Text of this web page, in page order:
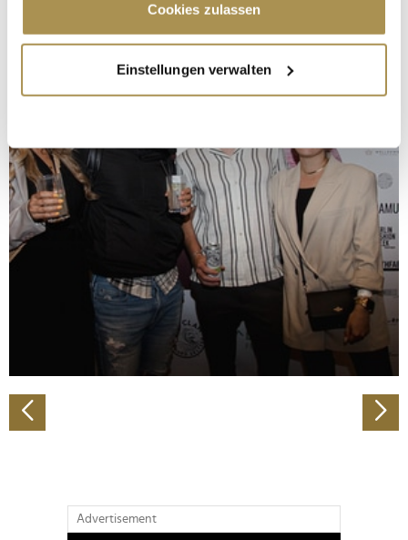
Trigger Symbol ändern oder widerrufen
Informationen über Ihre geografische Lage
erfassen, welche bis auf einige Meter genau sein
bestimmten Merkmalen (Fingerprinting) identifizieren
Erfahren Sie mehr darüber, wie Ihre persönlichen Daten
verarbeitet werden, und legen Sie Ihre Präferenzen im
Abschnitt Einzelheiten
fest.
Wir verwenden Cookies, um Inhalte und Anzeigen zu
personalisieren, Funktionen für soziale Medien anbieten
zu können und die Zugriffe auf unsere Website zu
analysieren. Außerdem geben wir Informationen zu Ihrer
Verwendung unserer Website an unsere Partner für
Partner führen diese Informationen möglicherweise mit
weiteren Daten zusammen, die Sie ihnen bereitgestellt
Cookies zulassen
Einstellungen verwalten
Advertisement